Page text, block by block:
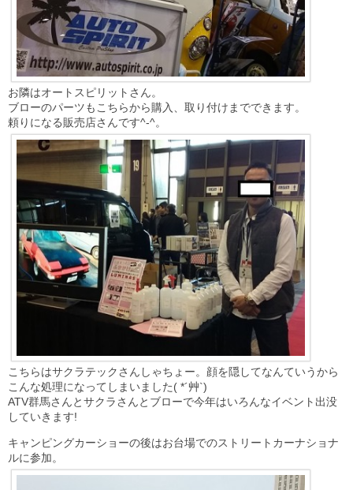
お隣はオートスピリットさん。
ブローのパーツもこちらから購入、取り付けまでできます。
頼りになる販売店さんです^-^。
こちらはサクラテックさんしゃちょー。顔を隠してなんていうから
こんな処理になってしまいました( *´艸`)
ATV群馬さんとサクラさんとブローで今年はいろんなイベント出没
していきます!
キャンピングカーショーの後はお台場でのストリートカーナショナ
ルに参加。